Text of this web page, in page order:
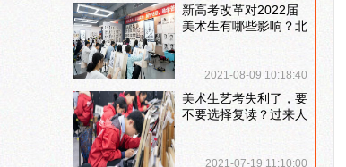
新高考改革对2022届
美术生有哪些影响？北
2021-08-09 10:18:40
美术生艺考失利了，要
不要选择复读？过来人
2021-07-19 11:10:00